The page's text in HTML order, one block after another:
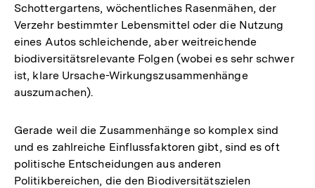
Schottergartens, wöchentliches Rasenmähen, der
Verzehr bestimmter Lebensmittel oder die Nutzung
eines Autos schleichende, aber weitreichende
biodiversitätsrelevante Folgen (wobei es sehr schwer
ist, klare Ursache-Wirkungszusammenhänge
auszumachen).
Gerade weil die Zusammenhänge so komplex sind
und es zahlreiche Einflussfaktoren gibt, sind es oft
politische Entscheidungen aus anderen
Politikbereichen, die den Biodiversitätszielen